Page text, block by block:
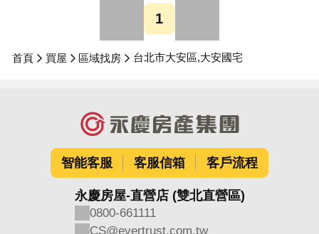
1
首頁 買屋 區域找房 台北市大安區,大安國宅
智能客服 客服信箱 客戶流程
永慶房屋-直營店 (雙北直營區)
0800-661111
CS@evertrust.com.tw